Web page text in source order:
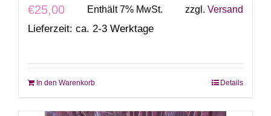
€25,00 Enthält 7% MwSt. zzgl. Versand
Lieferzeit: ca. 2-3 Werktage
In den Warenkorb Details